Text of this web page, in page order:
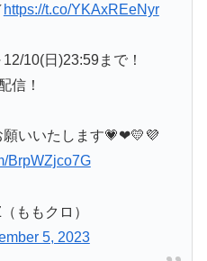
https://t.co/YKAxREeNyr
10(日)23:59まで！
信！
いいたします💗❤💛💜
BrpWZjco7G
ももクロ）
5, 2023